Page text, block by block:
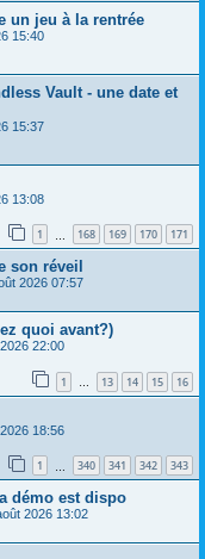
un jeu à la rentrée
15:40
Vault - une date et
15:37
13:08
1 168 169 170 171
son réveil
2026 07:57
quoi avant?)
22:00
1 … 13 14 15 16
18:56
1 340 341 342 343
démo est dispo
2026 13:02